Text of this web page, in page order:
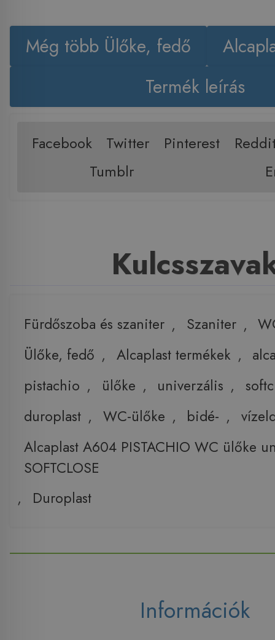
Még több Ülőke, fedő
Termék leírás
Facebook Twitter Pinterest
Tumblr
Fürdőszoba és szaniter , Szaniter ,
Ülőke, fedő , Alcaplast termékek ,
pistachio , ülőke , univerzális ,
duroplast , WC-ülőke , bidé- ,
Alcaplast A604 PISTACHIO WC ülőke
SOFTCLOSE
,
Duroplast
Információk